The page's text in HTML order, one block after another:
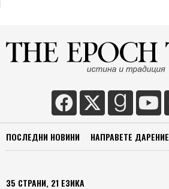
ПОСЛЕДНИ НОВИНИ НАПРАВЕТЕ ДАРЕНИЕ
35 СТРАНИ, 21 ЕЗИКА